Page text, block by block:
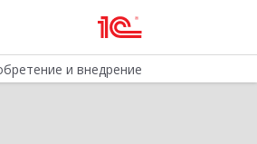
и внедрение